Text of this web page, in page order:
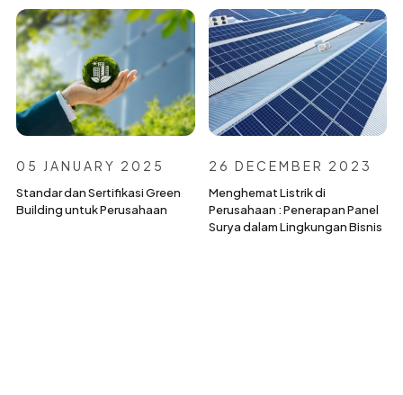
05 JANUARY 2025
Standar dan Sertifikasi Green
Building untuk Perusahaan
26 DECEMBER 2023
Menghemat Listrik di
Perusahaan : Penerapan Panel
Surya dalam Lingkungan Bisnis